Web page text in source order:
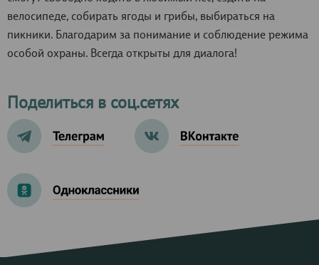
велосипеде, собирать ягоды и грибы, выбираться на
пикники. Благодарим за понимание и соблюдение режима
особой охраны. Всегда открыты для диалога!
Поделиться в соц.сетях